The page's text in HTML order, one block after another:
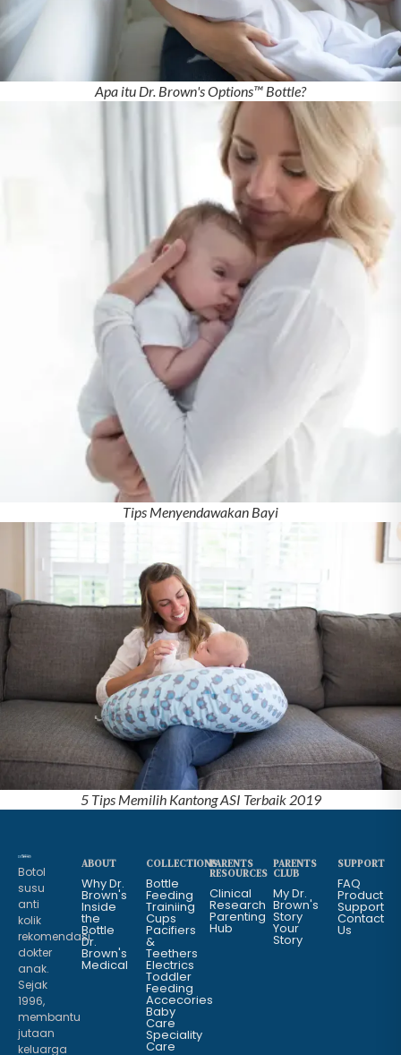
Apa itu Dr. Brown's Options™ Bottle?
Tips Menyendawakan Bayi
5 Tips Memilih Kantong ASI Terbaik 2019
Botol
susu
anti
kolik
rekomendasi
dokter
anak.
Sejak
1996,
membantu
jutaan
keluarga
ABOUT
Why Dr.
Brown's
Inside
the
Bottle
Dr.
Brown's
Medical
COLLECTIONS
Bottle
Feeding
Trainiing
Cups
Pacifiers
&
Teethers
Electrics
Toddler
Feeding
Accecories
Baby
Care
Speciality
Care
PARENTS
RESOURCES
Clinical
Research
Parenting
Hub
PARENTS
CLUB
My Dr.
Brown's
Story
Your
Story
SUPPORT
FAQ
Product
Support
Contact
Us